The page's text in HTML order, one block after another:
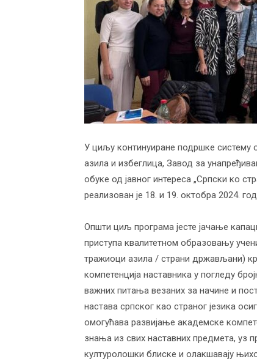
У циљу континуиране подршке систему
азила и избеглица, Завод за
обуке од јавног интереса „Српски ко
реализован је 18. и 19. октобра 2024.
Општи циљ програма јесте јачање
приступа квалитетном образовању
тражиоци азила / страни држављани)
компетенција наставника у погледу
важних питања везаних за начине и
настава српског као страног језика
омогућава развијање академске
знања из свих наставних предмета, уз
културолошки блиске и олакшавају